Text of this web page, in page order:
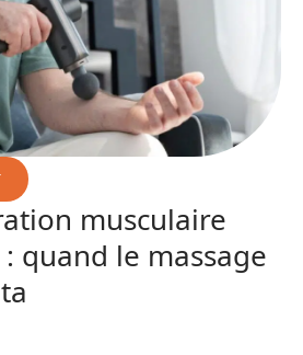
musculaire
quand le massage